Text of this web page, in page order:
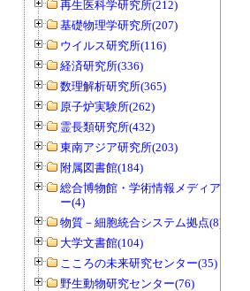
再生医科学研究所(212)
基礎物理学研究所(207)
ウイルス研究所(116)
経済研究所(336)
数理解析研究所(365)
原子炉実験所(262)
霊長類研究所(432)
東南アジア研究所(203)
附属図書館(184)
総合博物館・学術情報メディアセンタ
ー(4)
物質－細胞統合システム拠点(8)
大学文書館(104)
こころの未来研究センター(35)
野生動物研究センター(76)